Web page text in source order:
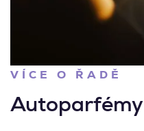
VÍCE O ŘADĚ
Autoparfémy